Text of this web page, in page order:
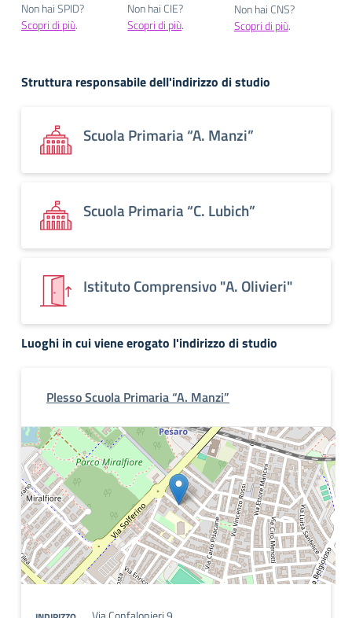
Non hai SPID?
Scopri di più.
Non hai CIE?
Scopri di più.
Non hai CNS?
Scopri di più.
Struttura responsabile dell'indirizzo di studio
Scuola Primaria “A. Manzi”
Scuola Primaria “C. Lubich”
Istituto Comprensivo "A. Olivieri"
Luoghi in cui viene erogato l'indirizzo di studio
Plesso Scuola Primaria “A. Manzi”